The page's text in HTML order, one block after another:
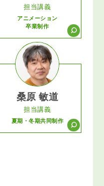
担当講義
アニメーション
卒業制作
桑原 敏道
担当講義
夏期・冬期共同制作